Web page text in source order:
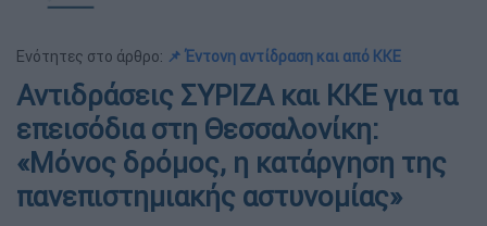
Ενότητες στο άρθρο: 📌 Έντονη αντίδραση και από ΚΚΕ
Αντιδράσεις ΣΥΡΙΖΑ και ΚΚΕ για τα
επεισόδια στη Θεσσαλονίκη:
«Μόνος δρόμος, η κατάργηση της
πανεπιστημιακής αστυνομίας»